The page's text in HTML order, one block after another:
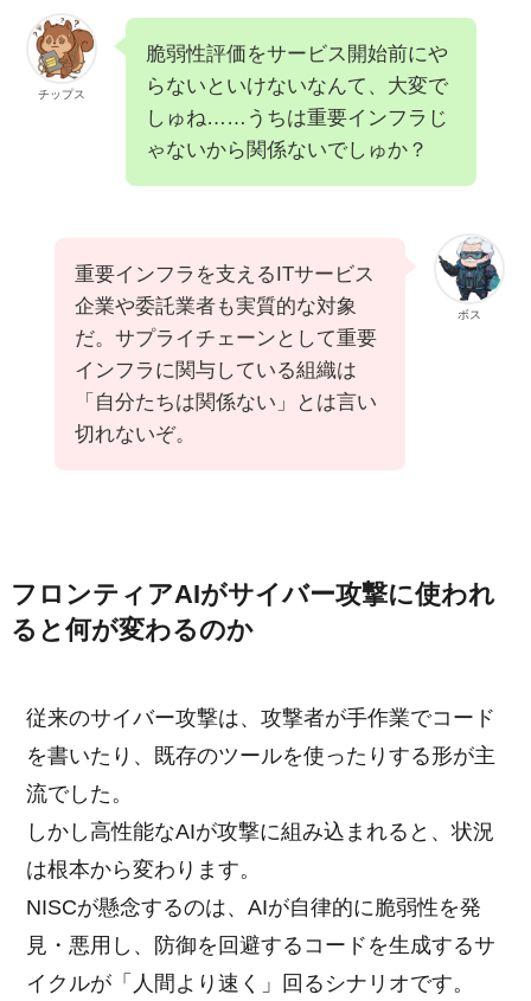
チップス
脆弱性評価をサービス開始前にや
らないといけないなんて、大変で
しゅね……うちは重要インフラじ
ゃないから関係ないでしゅか？
ボス
重要インフラを支えるITサービス
企業や委託業者も実質的な対象
だ。サプライチェーンとして重要
インフラに関与している組織は
「自分たちは関係ない」とは言い
切れないぞ。
フロンティアAIがサイバー攻撃に使われ
ると何が変わるのか
従来のサイバー攻撃は、攻撃者が手作業でコード
を書いたり、既存のツールを使ったりする形が主
流でした。
しかし高性能なAIが攻撃に組み込まれると、状況
は根本から変わります。
NISCが懸念するのは、AIが自律的に脆弱性を発
見・悪用し、防御を回避するコードを生成するサ
イクルが「人間より速く」回るシナリオです。